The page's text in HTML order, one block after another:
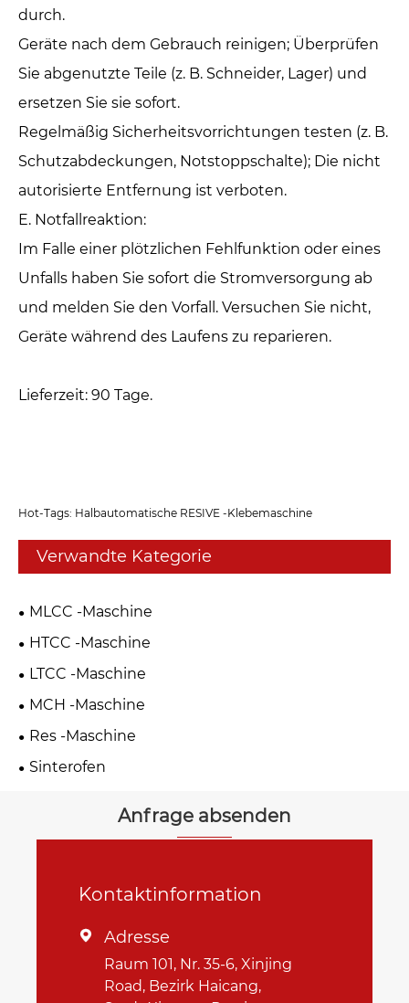
durch.
Geräte nach dem Gebrauch reinigen; Überprüfen
Sie abgenutzte Teile (z. B. Schneider, Lager) und
ersetzen Sie sie sofort.
Regelmäßig Sicherheitsvorrichtungen testen (z. B.
Schutzabdeckungen, Notstoppschalte); Die nicht
autorisierte Entfernung ist verboten.
E. Notfallreaktion: ‌
Im Falle einer plötzlichen Fehlfunktion oder eines
Unfalls haben Sie sofort die Stromversorgung ab
und melden Sie den Vorfall. Versuchen Sie nicht,
Geräte während des Laufens zu reparieren.
Lieferzeit: 90 Tage.
Hot-Tags: Halbautomatische RESIVE -Klebemaschine
Verwandte Kategorie
MLCC -Maschine
HTCC -Maschine
LTCC -Maschine
MCH -Maschine
Res -Maschine
Sinterofen
Anfrage absenden
Kontaktinformation
 Adresse
Raum 101, Nr. 35-6, Xinjing
Road, Bezirk Haicang,